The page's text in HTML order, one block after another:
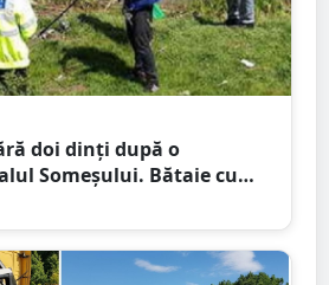
doi dinți după o
Someșului. Bătaie cu
din barcă